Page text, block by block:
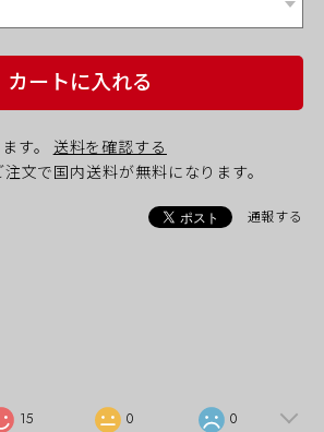
カートに入れる
す。
送料を確認する
文で国内送料が無料になります。
通報する
15 0 0